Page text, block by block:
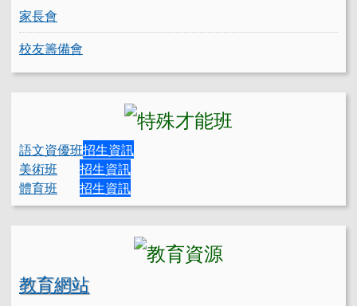
家長會
校友籌備會
語文資優班招生資訊
美術班
招生資訊
體育班
招生資訊
教育網站